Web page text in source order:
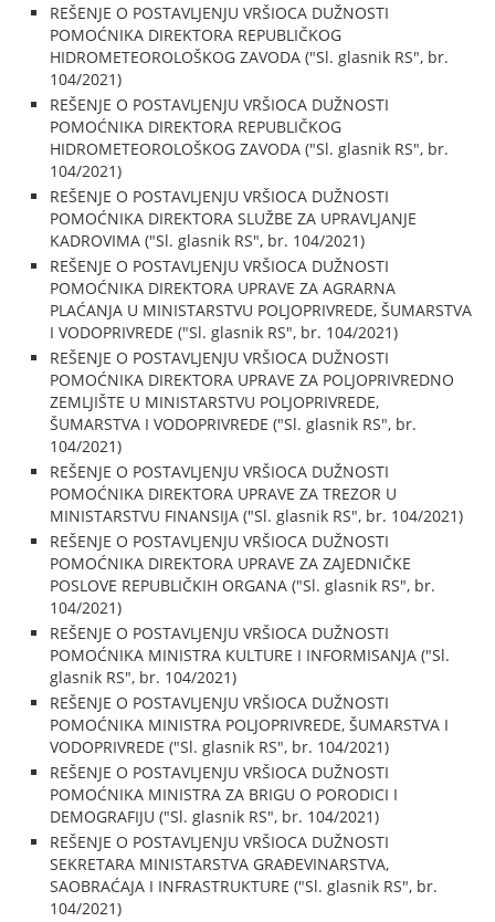
REŠENJE O POSTAVLJENJU VRŠIOCA DUŽNOSTI
POMOĆNIKA DIREKTORA REPUBLIČKOG
HIDROMETEOROLOŠKOG ZAVODA ("Sl. glasnik RS", br.
104/2021)
REŠENJE O POSTAVLJENJU VRŠIOCA DUŽNOSTI
POMOĆNIKA DIREKTORA REPUBLIČKOG
HIDROMETEOROLOŠKOG ZAVODA ("Sl. glasnik RS", br.
104/2021)
REŠENJE O POSTAVLJENJU VRŠIOCA DUŽNOSTI
POMOĆNIKA DIREKTORA SLUŽBE ZA UPRAVLJANJE
KADROVIMA ("Sl. glasnik RS", br. 104/2021)
REŠENJE O POSTAVLJENJU VRŠIOCA DUŽNOSTI
POMOĆNIKA DIREKTORA UPRAVE ZA AGRARNA
PLAĆANJA U MINISTARSTVU POLJOPRIVREDE, ŠUMARSTVA
I VODOPRIVREDE ("Sl. glasnik RS", br. 104/2021)
REŠENJE O POSTAVLJENJU VRŠIOCA DUŽNOSTI
POMOĆNIKA DIREKTORA UPRAVE ZA POLJOPRIVREDNO
ZEMLJIŠTE U MINISTARSTVU POLJOPRIVREDE,
ŠUMARSTVA I VODOPRIVREDE ("Sl. glasnik RS", br.
104/2021)
REŠENJE O POSTAVLJENJU VRŠIOCA DUŽNOSTI
POMOĆNIKA DIREKTORA UPRAVE ZA TREZOR U
MINISTARSTVU FINANSIJA ("Sl. glasnik RS", br. 104/2021)
REŠENJE O POSTAVLJENJU VRŠIOCA DUŽNOSTI
POMOĆNIKA DIREKTORA UPRAVE ZA ZAJEDNIČKE
POSLOVE REPUBLIČKIH ORGANA ("Sl. glasnik RS", br.
104/2021)
REŠENJE O POSTAVLJENJU VRŠIOCA DUŽNOSTI
POMOĆNIKA MINISTRA KULTURE I INFORMISANJA ("Sl.
glasnik RS", br. 104/2021)
REŠENJE O POSTAVLJENJU VRŠIOCA DUŽNOSTI
POMOĆNIKA MINISTRA POLJOPRIVREDE, ŠUMARSTVA I
VODOPRIVREDE ("Sl. glasnik RS", br. 104/2021)
REŠENJE O POSTAVLJENJU VRŠIOCA DUŽNOSTI
POMOĆNIKA MINISTRA ZA BRIGU O PORODICI I
DEMOGRAFIJU ("Sl. glasnik RS", br. 104/2021)
REŠENJE O POSTAVLJENJU VRŠIOCA DUŽNOSTI
SEKRETARA MINISTARSTVA GRAĐEVINARSTVA,
SAOBRAĆAJA I INFRASTRUKTURE ("Sl. glasnik RS", br.
104/2021)